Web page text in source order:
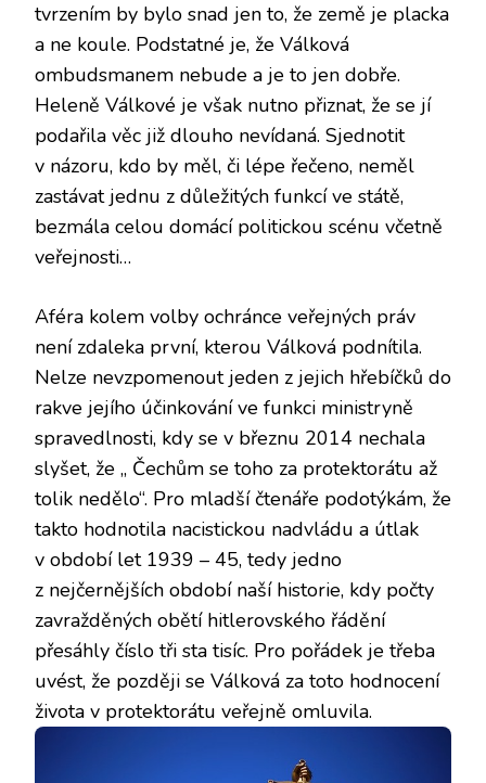
tvrzením by bylo snad jen to, že země je placka
a ne koule. Podstatné je, že Válková
ombudsmanem nebude a je to jen dobře.
Heleně Válkové je však nutno přiznat, že se jí
podařila věc již dlouho nevídaná. Sjednotit
v názoru, kdo by měl, či lépe řečeno, neměl
zastávat jednu z důležitých funkcí ve státě,
bezmála celou domácí politickou scénu včetně
veřejnosti…
Aféra kolem volby ochránce veřejných práv
není zdaleka první, kterou Válková podnítila.
Nelze nevzpomenout jeden z jejich hřebíčků do
rakve jejího účinkování ve funkci ministryně
spravedlnosti, kdy se v březnu 2014 nechala
slyšet, že „ Čechům se toho za protektorátu až
tolik nedělo“. Pro mladší čtenáře podotýkám, že
takto hodnotila nacistickou nadvládu a útlak
v období let 1939 – 45, tedy jedno
z nejčernějších období naší historie, kdy počty
zavražděných obětí hitlerovského řádění
přesáhly číslo tři sta tisíc. Pro pořádek je třeba
uvést, že později se Válková za toto hodnocení
života v protektorátu veřejně omluvila.